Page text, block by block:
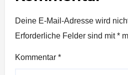
Deine E-Mail-Adresse wird
Erforderliche Felder sind mit*
Kommentar *